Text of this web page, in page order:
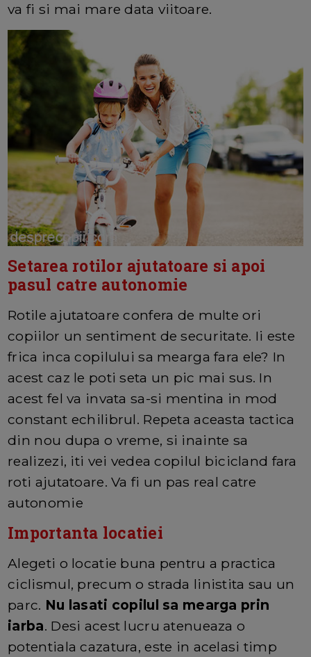
va fi si mai mare data viitoare.
Setarea rotilor ajutatoare si apoi
pasul catre autonomie
Rotile ajutatoare confera de multe ori
copiilor un sentiment de securitate. Ii este
frica inca copilului sa mearga fara ele? In
acest caz le poti seta un pic mai sus. In
acest fel va invata sa-si mentina in mod
constant echilibrul. Repeta aceasta tactica
din nou dupa o vreme, si inainte sa
realizezi, iti vei vedea copilul bicicland fara
roti ajutatoare. Va fi un pas real catre
autonomie
Importanta locatiei
Alegeti o locatie buna pentru a practica
ciclismul, precum o strada linistita sau un
parc. Nu lasati copilul sa mearga prin
iarba. Desi acest lucru atenueaza o
potentiala cazatura, este in acelasi timp